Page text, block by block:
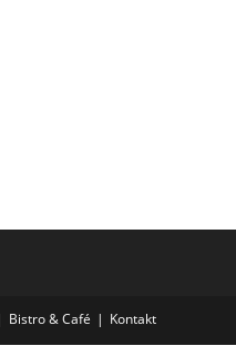
Bistro & Café Kontakt